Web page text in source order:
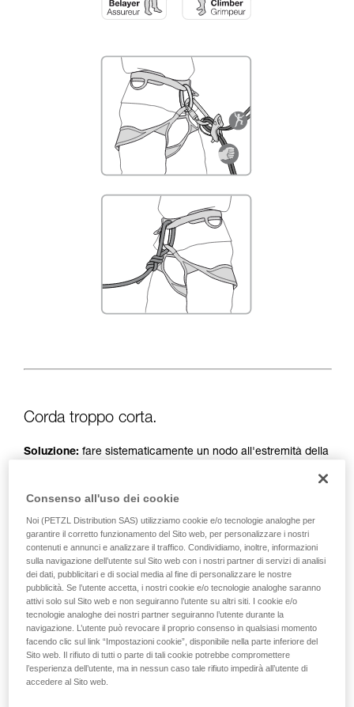
Corda troppo corta.
Soluzione: fare sistematicamente un nodo all'estremità della
E verificare la lunghezza delle vie sulla guida/mappa.
Consenso all'uso dei cookie
Noi (PETZL Distribution SAS) utilizziamo cookie e/o tecnologie analoghe per
garantire il corretto funzionamento del Sito web, per personalizzare i nostri
contenuti e annunci e analizzare il traffico. Condividiamo, inoltre, informazioni
sulla navigazione dell’utente sul Sito web con i nostri partner di servizi di analisi
dei dati, pubblicitari e di social media al fine di personalizzare le nostre
pubblicità. Se l’utente accetta, i nostri cookie e/o tecnologie analoghe saranno
attivi solo sul Sito web e non seguiranno l’utente su altri siti. I cookie e/o
tecnologie analoghe dei nostri partner seguiranno l’utente durante la
navigazione. L’utente può revocare il proprio consenso in qualsiasi momento
facendo clic sul link “Impostazioni cookie”, disponibile nella parte inferiore del
Sito web. Il rifiuto di tutti o parte di tali cookie potrebbe compromettere
l’esperienza dell’utente, ma in nessun caso tale rifiuto impedirà all’utente di
accedere al Sito web.